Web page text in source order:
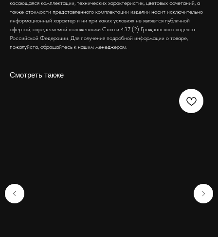
касающаяся комплектации, технических характеристик, цветовых сочетаний, а
также стоимости представленного комплектации изделии носит исключительно
информационный характер и ни при каких условиях не является публичной
офертой, определяемой положениями Статьи 437 (2) Гражданского кодекса
Российской Федерации. Для получения подробной информации о товаре,
пожалуйста, обращайтесь к нашим менеджерам.
Смотреть также